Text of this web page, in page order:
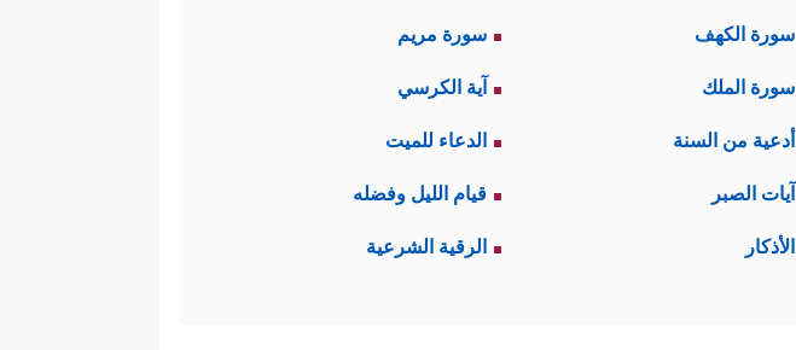
سورة الكهف سورة مريم
سورة الملك آية الكرسي
أدعية من السنة الدعاء للميت
آيات الصبر قيام الليل وفضله
الأذكار الرقية الشرعية